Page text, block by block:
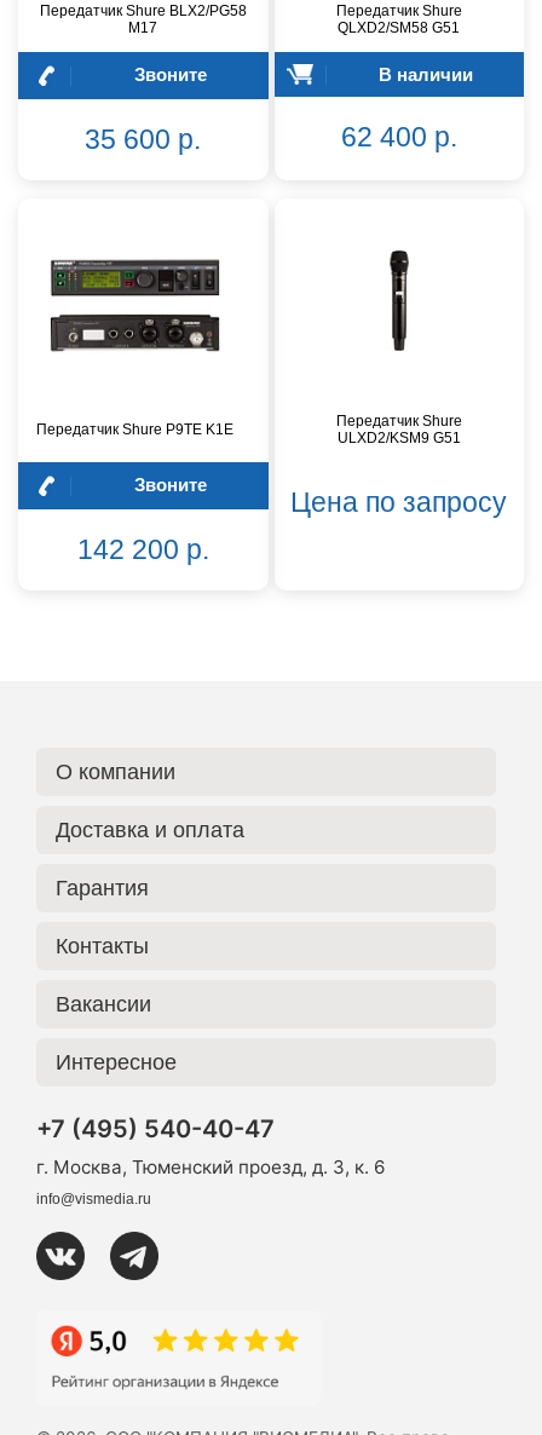
Передатчик Shure BLX2/PG58
M17
Звоните
35 600 р.
Передатчик Shure
QLXD2/SM58 G51
В наличии
62 400 р.
Передатчик Shure P9TE K1E
Звоните
142 200 р.
Передатчик Shure
ULXD2/KSM9 G51
Цена по запросу
О компании
Доставка и оплата
Гарантия
Контакты
Вакансии
Интересное
+7 (495) 540-40-47
г. Москва, Тюменский проезд, д. 3, к. 6
info@vismedia.ru